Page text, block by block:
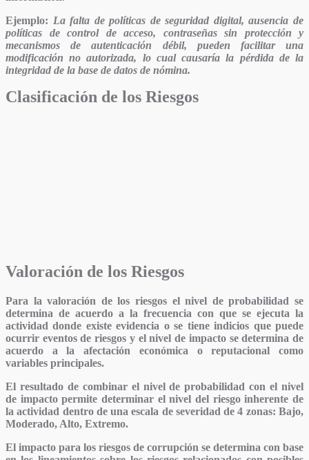
Ejemplo: La falta de políticas de seguridad digital, ausencia de
políticas de control de acceso, contraseñas sin protección y
mecanismos de autenticación débil, pueden facilitar una
modificación no autorizada, lo cual causaría la pérdida de la
integridad de la base de datos de nómina.
Clasificación de los Riesgos
Valoración de los Riesgos
Para la valoración de los riesgos el nivel de probabilidad se
determina de acuerdo a la frecuencia con que se ejecuta la
actividad donde existe evidencia o se tiene indicios que puede
ocurrir eventos de riesgos y el nivel de impacto se determina de
acuerdo a la afectación económica o reputacional como
variables principales.
El resultado de combinar el nivel de probabilidad con el nivel
de impacto permite determinar el nivel del riesgo inherente de
la actividad dentro de una escala de severidad de 4 zonas: Bajo,
Moderado, Alto, Extremo.
El impacto para los riesgos de corrupción se determina con base